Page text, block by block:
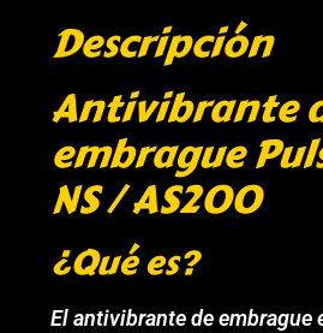
Descripción
Antivibrante
embrague
NS / AS200
¿Qué es?
El antivibrante de embrague